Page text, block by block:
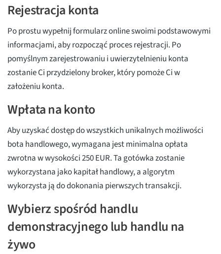
Rejestracja konta
Po prostu wypełnij formularz online swoimi podstawowymi
informacjami, aby rozpocząć proces rejestracji. Po
pomyślnym zarejestrowaniu i uwierzytelnieniu konta
zostanie Ci przydzielony broker, który pomoże Ci w
założeniu konta.
Wpłata na konto
Aby uzyskać dostęp do wszystkich unikalnych możliwości
bota handlowego, wymagana jest minimalna opłata
zwrotna w wysokości 250 EUR. Ta gotówka zostanie
wykorzystana jako kapitał handlowy, a algorytm
wykorzysta ją do dokonania pierwszych transakcji.
Wybierz spośród handlu
demonstracyjnego lub handlu na
żywo